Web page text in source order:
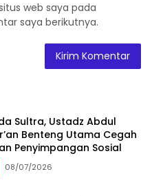
web saya pada
saya berikutnya.
Sultra, Ustadz Abdul
Benteng Utama Cegah
Penyimpangan Sosial
08/07/2026